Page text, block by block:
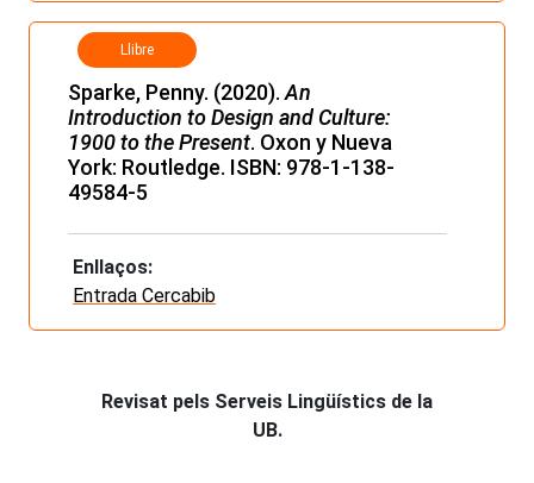
Llibre
Sparke, Penny. (2020). An
Introduction to Design and Culture:
1900 to the Present. Oxon y Nueva
York: Routledge. ISBN: 978-1-138-
49584-5
Enllaços:
Entrada Cercabib
Revisat pels Serveis Lingüístics de la
UB.